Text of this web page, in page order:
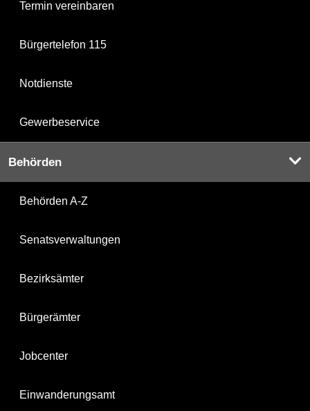
Termin vereinbaren
Bürgertelefon 115
Notdienste
Gewerbeservice
Behörden
Behörden A-Z
Senatsverwaltungen
Bezirksämter
Bürgerämter
Jobcenter
Einwanderungsamt